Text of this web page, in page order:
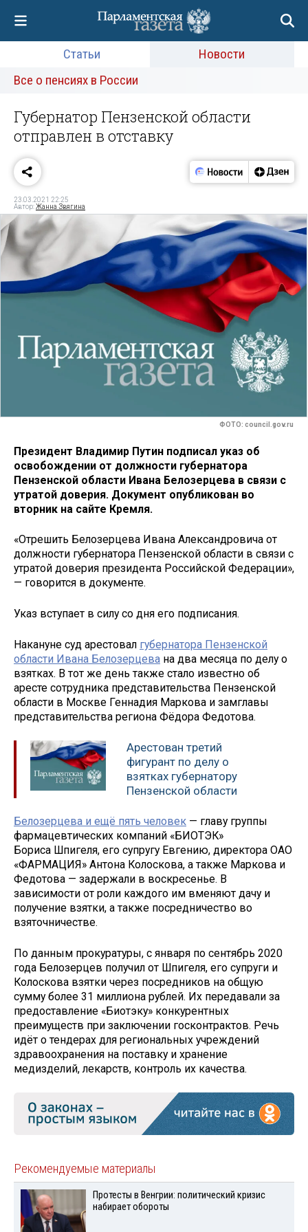
Статьи
Новости
Все о пенсиях в России
Губернатор Пензенской области
отправлен в отставку
23.03.2021 22:25
Автор:Жанна Звягина
ФОТО: council.gov.ru
Президент Владимир Путин подписал указ об
освобождении от должности губернатора
Пензенской области Ивана Белозерцева в связи с
утратой доверия. Документ опубликован во
вторник на сайте Кремля.
«Отрешить Белозерцева Ивана Александровича от
должности губернатора Пензенской области в связи с
утратой доверия президента Российской Федерации»,
— говорится в документе.
Указ вступает в силу со дня его подписания.
Накануне суд арестовал губернатора Пензенской
области Ивана Белозерцева на два месяца по делу о
взятках. В тот же день также стало известно об
аресте сотрудника представительства Пензенской
области в Москве Геннадия Маркова и замглавы
представительства региона Фёдора Федотова.
Арестован третий
фигурант по делу о
взятках губернатору
Пензенской области
Белозерцева и ещё пять человек — главу группы
фармацевтических компаний «БИОТЭК»
Бориса Шпигеля, его супругу Евгению, директора ОАО
«ФАРМАЦИЯ» Антона Колоскова, а также Маркова и
Федотова — задержали в воскресенье. В
зависимости от роли каждого им вменяют дачу и
получение взятки, а также посредничество во
взяточничестве.
По данным прокуратуры, с января по сентябрь 2020
года Белозерцев получил от Шпигеля, его супруги и
Колоскова взятки через посредников на общую
сумму более 31 миллиона рублей. Их передавали за
предоставление «Биотэку» конкурентных
преимуществ при заключении госконтрактов. Речь
идёт о тендерах для региональных учреждений
здравоохранения на поставку и хранение
медизделий, лекарств, контроль их качества.
Рекомендуемые материалы
Протесты в Венгрии: политический кризис
набирает обороты